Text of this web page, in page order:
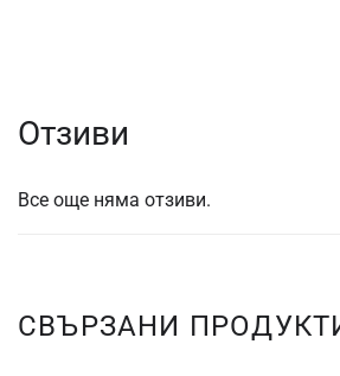
Отзиви
Все още няма отзиви.
СВЪРЗАНИ